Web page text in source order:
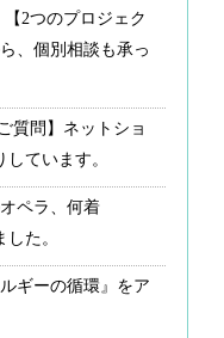
【2つのプロジェク
、個別相談も承っ
質問】ネットショ
ています。
オペラ、何着
た。
ルギーの循環』をア